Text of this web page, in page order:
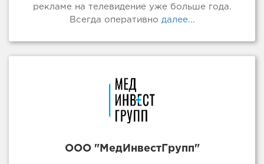
рекламе на телевидение уже больше года.
Всегда оперативно далее...
ООО "МедИнвестГрупп"